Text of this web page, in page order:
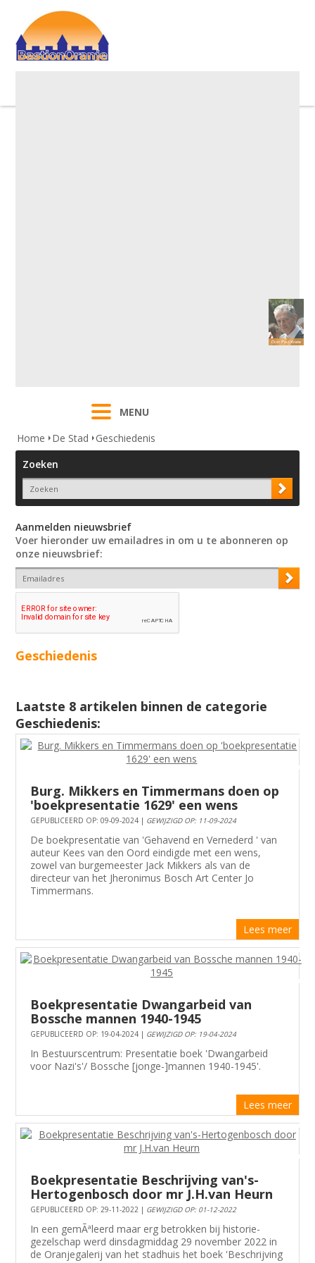
MENU
Home
De Stad
Geschiedenis
Zoeken
Aanmelden nieuwsbrief
Voer hieronder uw emailadres in om u te abonneren op
onze nieuwsbrief:
Geschiedenis
Laatste 8 artikelen binnen de categorie
Geschiedenis:
Burg. Mikkers en Timmermans doen op
'boekpresentatie 1629' een wens
GEPUBLICEERD OP: 09-09-2024 | GEWIJZIGD OP: 11-09-2024
De boekpresentatie van 'Gehavend en Vernederd ' van
auteur Kees van den Oord eindigde met een wens,
zowel van burgemeester Jack Mikkers als van de
directeur van het Jheronimus Bosch Art Center Jo
Timmermans.
Lees meer
Boekpresentatie Dwangarbeid van
Bossche mannen 1940-1945
GEPUBLICEERD OP: 19-04-2024 | GEWIJZIGD OP: 19-04-2024
In Bestuurscentrum: Presentatie boek 'Dwangarbeid
voor Nazi's'/ Bossche [jonge-]mannen 1940-1945'.
Lees meer
Boekpresentatie Beschrijving van's-
Hertogenbosch door mr J.H.van Heurn
GEPUBLICEERD OP: 29-11-2022 | GEWIJZIGD OP: 01-12-2022
In een gemÃªleerd maar erg betrokken bij historie-
gezelschap werd dinsdagmiddag 29 november 2022 in
de Oranjegalerij van het stadhuis het boek 'Beschrijving